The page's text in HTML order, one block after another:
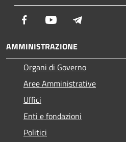
Facebook Youtube
AMMINISTRAZIONE
Organi di Governo
Aree Amministrative
Uffici
Enti e fondazioni
Politici